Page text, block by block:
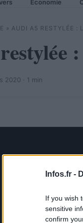
Infos.fr -
If you wish
sensitive
confirm
Economie
» AUDI A5 RESTYLÉE :
2020 · 1 min